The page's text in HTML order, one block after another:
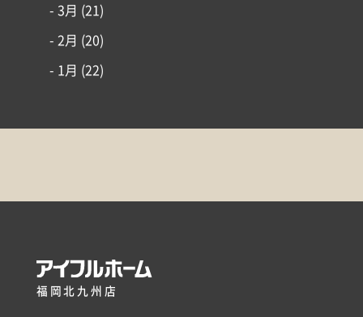
- 3月 (21)
- 2月 (20)
- 1月 (22)
福岡北九州店